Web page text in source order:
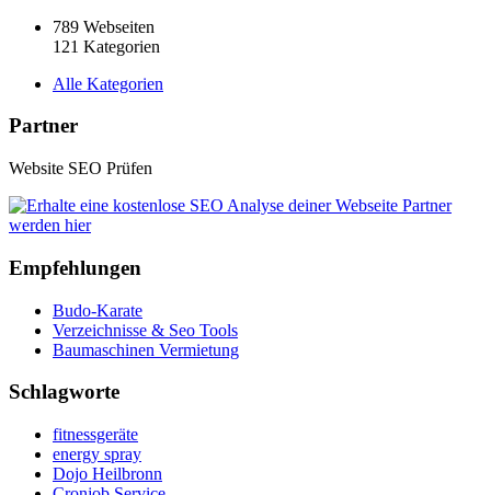
789 Webseiten
121 Kategorien
Alle Kategorien
Partner
Website SEO Prüfen
Partner
werden hier
Empfehlungen
Budo-Karate
Verzeichnisse & Seo Tools
Baumaschinen Vermietung
Schlagworte
fitnessgeräte
energy spray
Dojo Heilbronn